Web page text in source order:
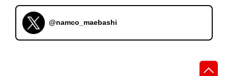
@namco_maebashi